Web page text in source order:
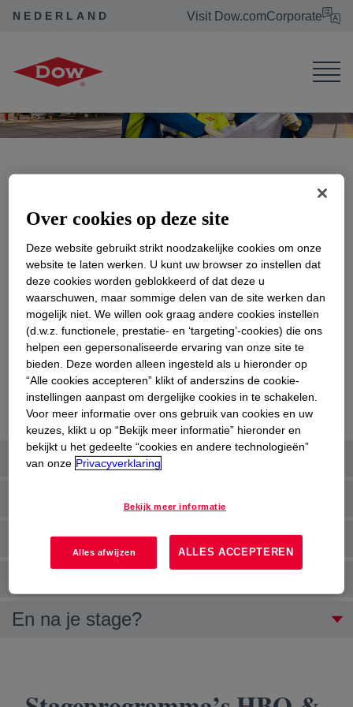
NEDERLAND Visit Dow.comCorporate
Studenten
Stageprogramma’s MBO
Onze MBO stageprogramma’s worden
aangeboden binnen operations, maintenance,
het lab en vergelijkbare vakgebieden. Neem
deel aan onze programma’s en je krijgt de
unieke kans om jouw potentieel te ontdekken,
werkervaring op te doen en je kennis toe te
passen.
Waarom kiezen voor Dow?
Hoe kun je aan de slag bij Dow?
En na je stage?
Over cookies op deze site
Deze website gebruikt strikt noodzakelijke cookies om onze
website te laten werken. U kunt uw browser zo instellen dat
deze cookies worden geblokkeerd of dat deze u
waarschuwen, maar sommige delen van de site werken dan
mogelijk niet. We willen ook graag andere cookies instellen
(d.w.z. functionele, prestatie- en ‘targeting’-cookies) die ons
helpen een gepersonaliseerde ervaring van onze site te
bieden. Deze worden alleen ingesteld als u hieronder op
“Alle cookies accepteren” klikt of anderszins de cookie-
instellingen aanpast om dergelijke cookies in te schakelen.
Voor meer informatie over ons gebruik van cookies en uw
keuzes, klikt u op “Bekijk meer informatie” hieronder en
bekijkt u het gedeelte “cookies en andere technologieën”
van onze Privacyverklaring
Bekijk meer informatie
Alles afwijzen ALLES ACCEPTEREN